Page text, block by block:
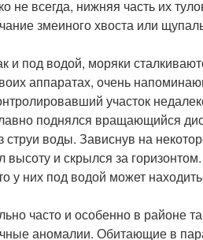
не всегда, нижняя часть их
змеиного хвоста или
и под водой, моряки
аппаратах, очень
участок
поднялся вращающийся
воды. Зависнув на
высоту и скрылся за
у них под водой может
часто и особенно в районе
аномалии. Обитающие в